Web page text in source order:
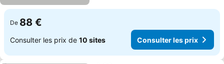
De 88 €
Consulter les prix de 10 sites Consulter les prix